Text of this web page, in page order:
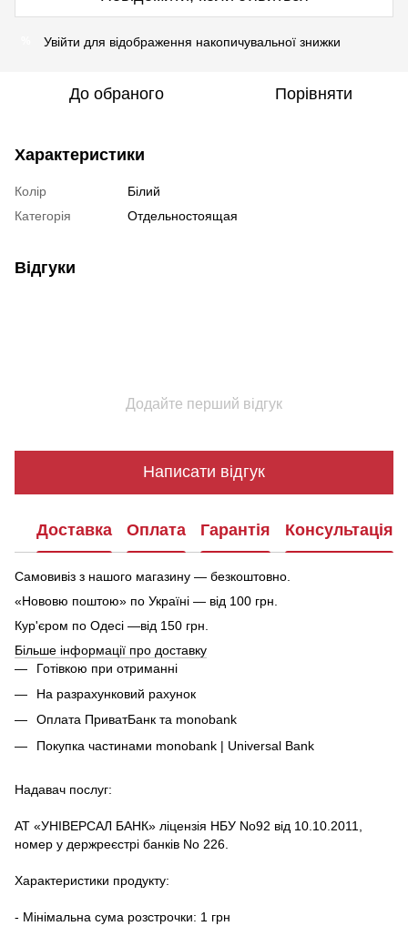
Увійти для відображення накопичувальної знижки
До обраного Порівняти
Характеристики
Колір
Білий
Категорія
Отдельностоящая
Відгуки
Додайте перший відгук
Написати відгук
Доставка Оплата Гарантія Консультація
Самовивіз з нашого магазину — безкоштовно.
«Нововю поштою» по Україні — від 100 грн.
Кур'єром по Одесі —від 150 грн.
Більше інформації про доставку
Готівкою при отриманні
На разрахунковий рахунок
Оплата ПриватБанк та monobank
Покупка частинами monobank | Universal Bank
Надавач послуг:
АТ «УНІВЕРСАЛ БАНК» ліцензія НБУ No92 від 10.10.2011,
номер у держреєстрі банків No 226.
Характеристики продукту:
- Мінімальна сума розстрочки: 1 грн